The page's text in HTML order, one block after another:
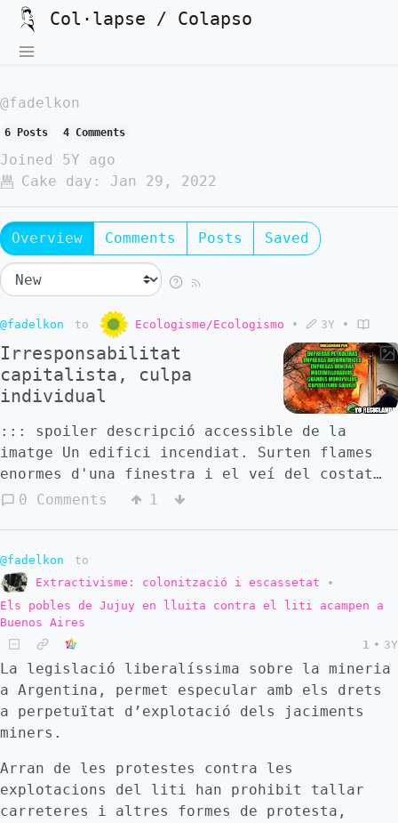
Col·lapse / Colapso
@fadelkon
6 Posts 4 Comments
Joined
5Y ago
Cake day:
Jan 29, 2022
Overview Comments Posts Saved
@fadelkon to Ecologisme/Ecologismo • 3Y •
Irresponsabilitat
capitalista, culpa
individual
::: spoiler descripció accessible de la
imatge Un edifici incendiat. Surten flames
enormes d'una finestra i el veí del costat
hi llança aigua en un cubell d'aigua
petroleras, automotrices, mineras,
multimillionarios, grandes monopolios,
capitalismo salvaje. Identifica el veí amb:
Yo reciclando una botellita de plástico :::
0 Comments 1
@fadelkon
to
Extractivisme: colonització i escassetat
•
Els pobles de Jujuy en lluita contra el liti acampen a
Buenos Aires
1 • 3Y
La legislació liberalíssima sobre la mineria
a Argentina, permet especular amb els drets
a perpetuïtat d’explotació dels jaciments
miners.
Arran de les protestes contra les
explotacions del liti han prohibit tallar
carreteres i altres formes de protesta,